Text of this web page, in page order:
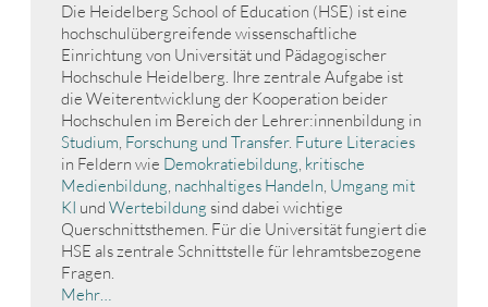
Die Heidelberg School of Education (HSE) ist eine
hochschulübergreifende wissenschaftliche
Einrichtung von Universität und Pädagogischer
Hochschule Heidelberg. Ihre zentrale Aufgabe ist
die Weiterentwicklung der Kooperation beider
Hochschulen im Bereich der Lehrer:innenbildung in
Studium, Forschung und Transfer. Future Literacies
in Feldern wie Demokratiebildung, kritische
Medienbildung, nachhaltiges Handeln, Umgang mit
KI und Wertebildung sind dabei wichtige
Querschnittsthemen. Für die Universität fungiert die
HSE als zentrale Schnittstelle für lehramtsbezogene
Fragen.
Mehr…